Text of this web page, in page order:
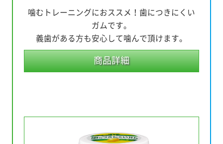
噛むトレーニングにおススメ！歯につきにくい
ガムです。
義歯がある方も安心して噛んで頂けます。
商品詳細